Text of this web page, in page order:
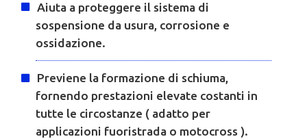
Aiuta a proteggere il sistema di
sospensione da usura, corrosione e
ossidazione.
Previene la formazione di schiuma,
fornendo prestazioni elevate costanti in
tutte le circostanze ( adatto per
applicazioni fuoristrada o motocross ).